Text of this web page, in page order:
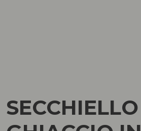
SECCHIELLO